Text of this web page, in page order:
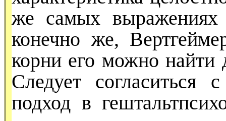
же самых
конечно же,
корни его можно
Следует согласиться
подход в